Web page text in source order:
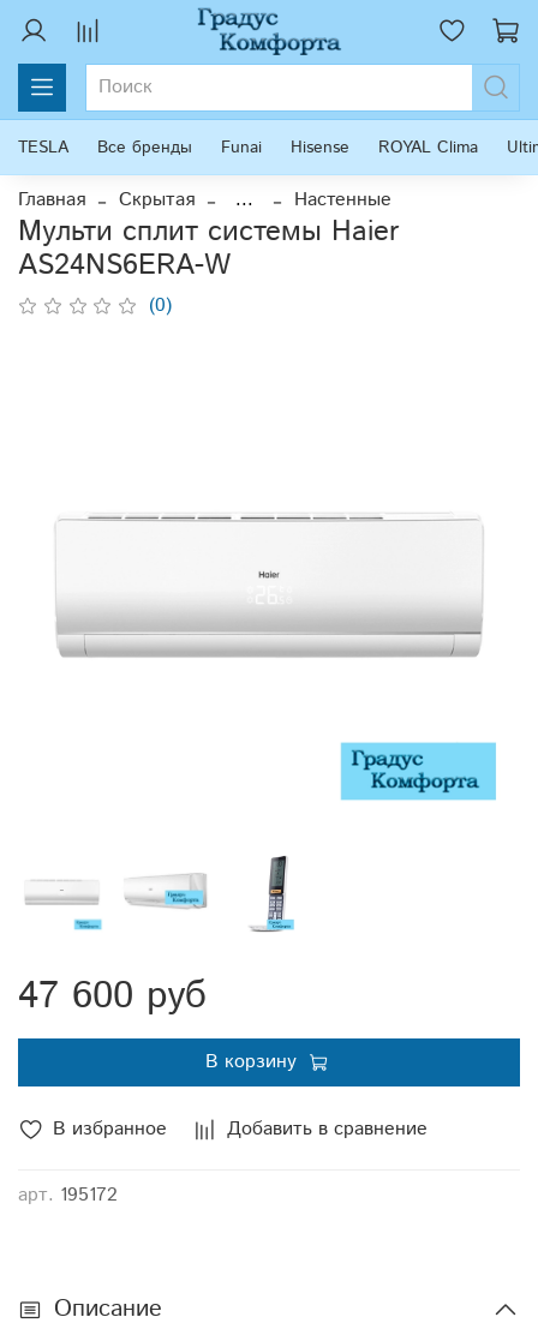
TESLA Все бренды Funai Hisense ROYAL Clima
Главная Скрытая ... Настенные
Мульти сплит системы Haier
AS24NS6ERA-W
(0)
В избранное Добавить в сравнение
арт. 195172
47 600 руб
В корзину
Описание